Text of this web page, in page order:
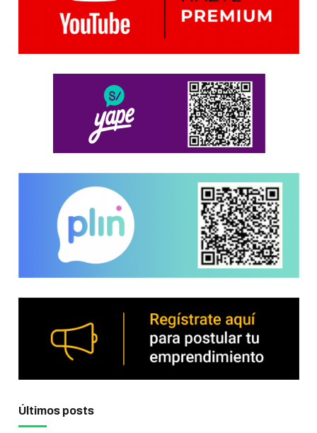
Últimos posts